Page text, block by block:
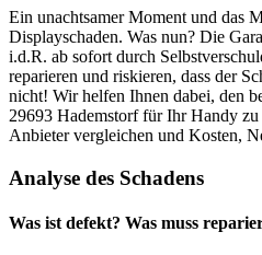
Ein unachtsamer Moment und das
Displayschaden. Was nun? Die
i.d.R. ab sofort durch
reparieren und riskieren, dass der
nicht! Wir helfen Ihnen dabei, den
29693 Hademstorf für Ihr Handy
Anbieter vergleichen und Kosten,
Analyse des Schadens
Was ist defekt? Was muss